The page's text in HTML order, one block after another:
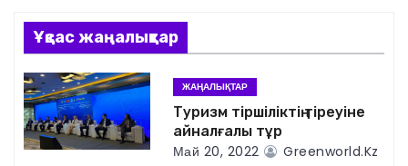
и
г
а
ц
Ұқсас жаңалықтар
ЖАҢАЛЫҚТАР
Туризм тіршіліктің тіреуіне
айналғалы тұр
Май 20, 2022 Greenworld.kz